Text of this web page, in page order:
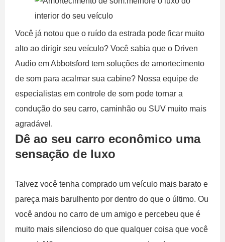
Você já notou que o ruído da estrada pode ficar muito
alto ao dirigir seu veículo? Você sabia que o Driven
Audio em Abbotsford tem soluções de amortecimento
de som para acalmar sua cabine? Nossa equipe de
especialistas em controle de som pode tornar a
condução do seu carro, caminhão ou SUV muito mais
agradável.
Dê ao seu carro econômico uma
sensação de luxo
Talvez você tenha comprado um veículo mais barato e
pareça mais barulhento por dentro do que o último. Ou
você andou no carro de um amigo e percebeu que é
muito mais silencioso do que qualquer coisa que você